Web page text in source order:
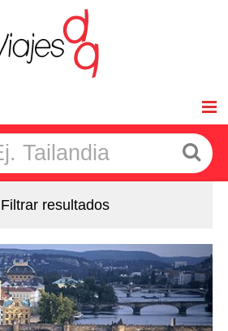
Filtrar resultados
2 noches Viena y 2 noches
y desayuno